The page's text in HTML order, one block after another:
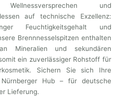
Wellnessversprechen und
auf technische Exzellenz:
Feuchtigkeitsgehalt und
Brennnesselspitzen enthalten
Mineralien und sekundären
ein zuverlässiger Rohstoff für
Sichern Sie sich Ihre
Hub – für deutsche
Lieferung.